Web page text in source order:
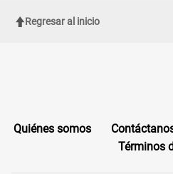
Regresar al inicio
Quiénes somos
Términos